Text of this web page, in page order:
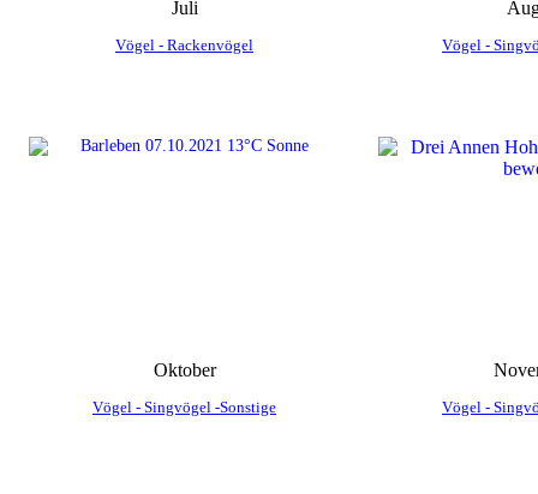
Juli
Vögel - Rackenvögel Vögel -
Oktober
Vögel - Singvögel -Sonstige Vögel -